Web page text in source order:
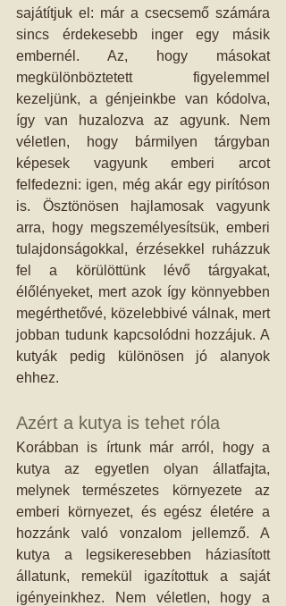
sajátítjuk el: már a csecsemő számára
sincs érdekesebb inger egy másik
embernél. Az, hogy másokat
megkülönböztetett figyelemmel
kezeljünk, a génjeinkbe van kódolva,
így van huzalozva az agyunk. Nem
véletlen, hogy bármilyen tárgyban
képesek vagyunk emberi arcot
felfedezni: igen, még akár egy pirítóson
is. Ösztönösen hajlamosak vagyunk
arra, hogy megszemélyesítsük, emberi
tulajdonságokkal, érzésekkel ruházzuk
fel a körülöttünk lévő tárgyakat,
élőlényeket, mert azok így könnyebben
megérthetővé, közelebbivé válnak, mert
jobban tudunk kapcsolódni hozzájuk. A
kutyák pedig különösen jó alanyok
ehhez.
Azért a kutya is tehet róla
Korábban is írtunk már arról, hogy a
kutya az egyetlen olyan állatfajta,
melynek természetes környezete az
emberi környezet, és egész életére a
hozzánk való vonzalom jellemző. A
kutya a legsikeresebben háziasított
állatunk, remekül igazítottuk a saját
igényeinkhez. Nem véletlen, hogy a